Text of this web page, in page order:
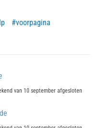
voorpagina
van 10 september afgesloten